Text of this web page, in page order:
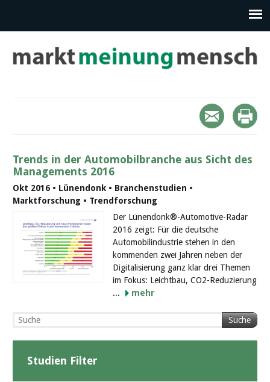
Trends in der Automobilbranche aus Sicht des
Managements 2016
Okt 2016 • Lünendonk • Branchenstudien •
Marktforschung • Trendforschung
Der Lünendonk®-Automotive-Radar
2016 zeigt: Für die deutsche
Automobilindustrie stehen in den
kommenden zwei Jahren neben der
Digitalisierung ganz klar drei Themen
im Fokus: Leichtbau, CO2-Reduzierung
...
mehr
Suche
Studien Filter